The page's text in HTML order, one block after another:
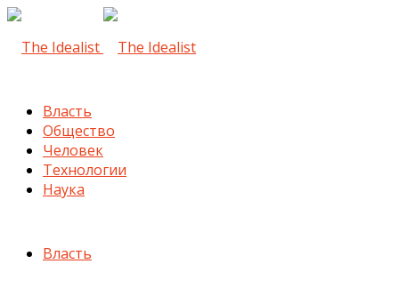
Власть
Общество
Человек
Технологии
Наука
Власть